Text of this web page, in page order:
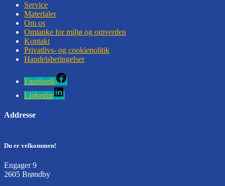
Service
Materialer
Om os
Omtanke for miljø og omverden
Kontakt
Privatlivs- og cookiepolitik
Handelsbetingelser
Facebook
Linkedin
Addresse
Du er velkommen!
Engager 9
2605 Brøndby